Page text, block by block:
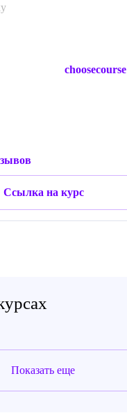
choosecourse
Ссылка на курс
Показать еще